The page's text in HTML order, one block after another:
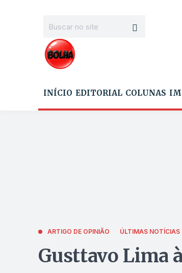
INÍCIO EDITORIAL COLUNAS
ARTIGO DE OPINIÃO ÚLTIMAS NOTÍCIAS
Gusttavo Lima